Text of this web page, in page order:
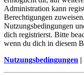
Administration kann
Berechtigungen
Nutzungsbedingungen
dich registrierst. Bitte
wenn du dich in diesem
Nutzungsbedingungen |